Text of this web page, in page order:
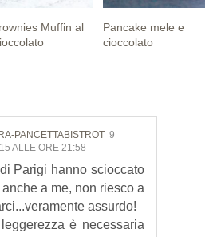
Muffin al
Pancake mele e
cioccolato
PANCETTABISTROT 9
ALLE ORE 21:58
Parigi hanno scioccato
a me, non riesco a
assurdo!
è necessaria